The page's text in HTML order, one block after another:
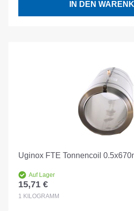
IN DEN
Uginox FTE Tonnencoil
Auf Lager
Regulärer Preis:
15,71 €
1 KILOGRAMM